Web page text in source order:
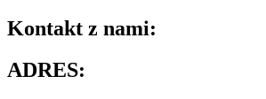
Kontakt z nami:
ADRES: